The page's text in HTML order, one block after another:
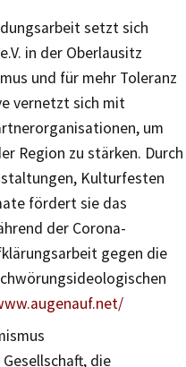
setzt sich
in der Oberlausitz
und für mehr Toleranz
vernetzt sich mit
um
Region zu stärken. Durch
Kulturfesten
fördert sie das
der Corona-
gegen die
die